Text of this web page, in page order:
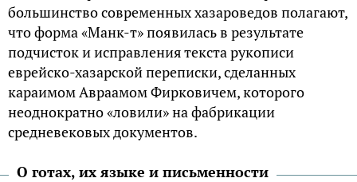
большинство современных хазароведов полагают,
что форма «Манк-т» появилась в результате
подчисток и исправления текста рукописи
еврейско-хазарской переписки, сделанных
караимом Авраамом Фирковичем, которого
неоднократно «ловили» на фабрикации
средневековых документов.
О готах, их языке и письменности